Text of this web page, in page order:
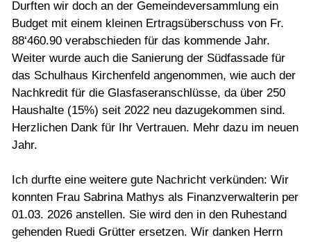
Durften wir doch an der Gemeindeversammlung ein
Budget mit einem kleinen Ertragsüberschuss von Fr.
88‘460.90 verabschieden für das kommende Jahr.
Weiter wurde auch die Sanierung der Südfassade für
das Schulhaus Kirchenfeld angenommen, wie auch der
Nachkredit für die Glasfaseranschlüsse, da über 250
Haushalte (15%) seit 2022 neu dazugekommen sind.
Herzlichen Dank für Ihr Vertrauen. Mehr dazu im neuen
Jahr.
Ich durfte eine weitere gute Nachricht verkünden: Wir
konnten Frau Sabrina Mathys als Finanzverwalterin per
01.03. 2026 anstellen. Sie wird den in den Ruhestand
gehenden Ruedi Grütter ersetzen. Wir danken Herrn